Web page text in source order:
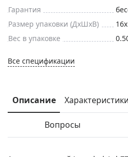
Гарантия
Размер упаковки (ДxШxВ)
Вес в упаковке
Все спецификации
Описание Характеристики
Вопросы